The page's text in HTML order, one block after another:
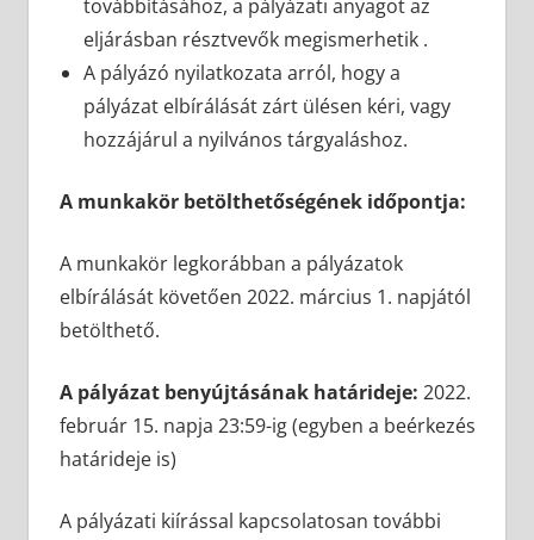
továbbításához, a pályázati anyagot az
eljárásban résztvevők megismerhetik .
A pályázó nyilatkozata arról, hogy a
pályázat elbírálását zárt ülésen kéri, vagy
hozzájárul a nyilvános tárgyaláshoz.
A munkakör betölthetőségének időpontja:
A munkakör legkorábban a pályázatok
elbírálását követően 2022. március 1. napjától
betölthető.
A pályázat benyújtásának határideje: 2022.
február 15. napja 23:59-ig (egyben a beérkezés
határideje is)
A pályázati kiírással kapcsolatosan további